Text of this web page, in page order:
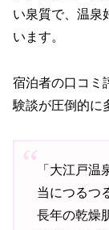
い泉質で、温泉
います。
宿泊者の口コミ
験談が圧倒的に
「大江戸
当につるつ
長年の乾燥